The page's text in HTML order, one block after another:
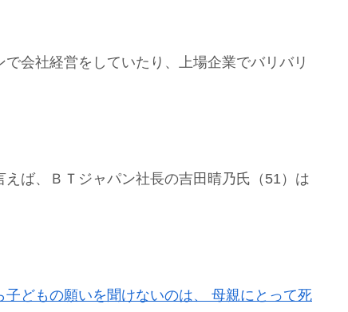
会社経営をしていたり、上場企業でバリバリ
ば、ＢＴジャパン社長の吉田晴乃氏（51）は
どもの願いを聞けないのは、 母親にとって死